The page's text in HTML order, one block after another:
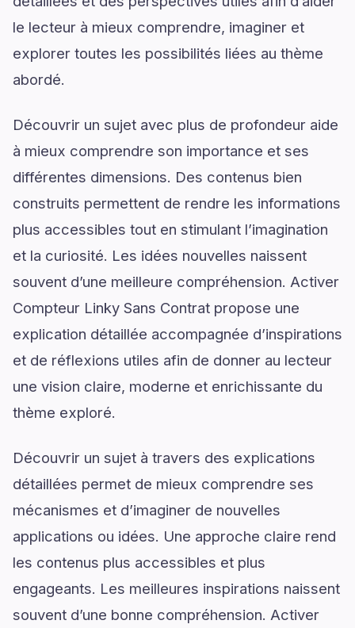
le lecteur à mieux comprendre, imaginer et
explorer toutes les possibilités liées au thème
abordé.
Découvrir un sujet avec plus de profondeur aide
à mieux comprendre son importance et ses
différentes dimensions. Des contenus bien
construits permettent de rendre les informations
plus accessibles tout en stimulant l’imagination
et la curiosité. Les idées nouvelles naissent
souvent d’une meilleure compréhension. Activer
Compteur Linky Sans Contrat propose une
explication détaillée accompagnée d’inspirations
et de réflexions utiles afin de donner au lecteur
une vision claire, moderne et enrichissante du
thème exploré.
Découvrir un sujet à travers des explications
détaillées permet de mieux comprendre ses
mécanismes et d’imaginer de nouvelles
applications ou idées. Une approche claire rend
les contenus plus accessibles et plus
engageants. Les meilleures inspirations naissent
souvent d’une bonne compréhension. Activer